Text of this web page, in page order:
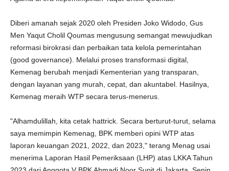
Diberi amanah sejak 2020 oleh Presiden Joko Widodo, Gus
Men Yaqut Cholil Qoumas mengusung semangat mewujudkan
reformasi birokrasi dan perbaikan tata kelola pemerintahan
(good governance). Melalui proses transformasi digital,
Kemenag berubah menjadi Kementerian yang transparan,
dengan layanan yang murah, cepat, dan akuntabel. Hasilnya,
Kemenag meraih WTP secara terus-menerus.
"Alhamdulillah, kita cetak hattrick. Secara berturut-turut, selama
saya memimpin Kemenag, BPK memberi opini WTP atas
laporan keuangan 2021, 2022, dan 2023," terang Menag usai
menerima Laporan Hasil Pemeriksaan (LHP) atas LKKA Tahun